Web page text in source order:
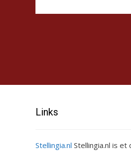
Links
Stellingia.nl Stellingia.nl is et